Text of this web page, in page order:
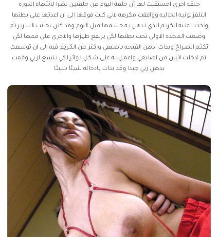
حلقه اخرى احسنقلت لها أن حلقة اليوم عن حلقتين نظرا لانتهاء الدوره
التلفزيونيه الحاليه ووافقت مكرهه لاني كنت فوقها الى ان اعدتها على بطنها
واخذت علبة الكريم الذي تدهن به جسمها قبل النوم وقد كان بجانب السرير ثم
وضعت المخده الاولى تحت بطنها لكي يرتفع طيزها والاخرى على فمها لكي
تكتم الصراخ وبدات ادهن الفتحه باصبعي واكثر من الكريم فيه الى ان توسعت
ثم ادخلت اثنين من اصابعي واعمل به على شكل دوائر لكي يتسع لزبي وقمت
بدهن زبي جيدا وقد بدات بادخاله شيئا شيئا